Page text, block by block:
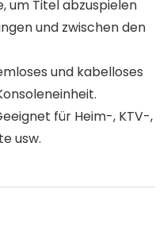
um Titel abzuspielen
und zwischen den
und kabelloses
für Heim-, KTV-,
usw.